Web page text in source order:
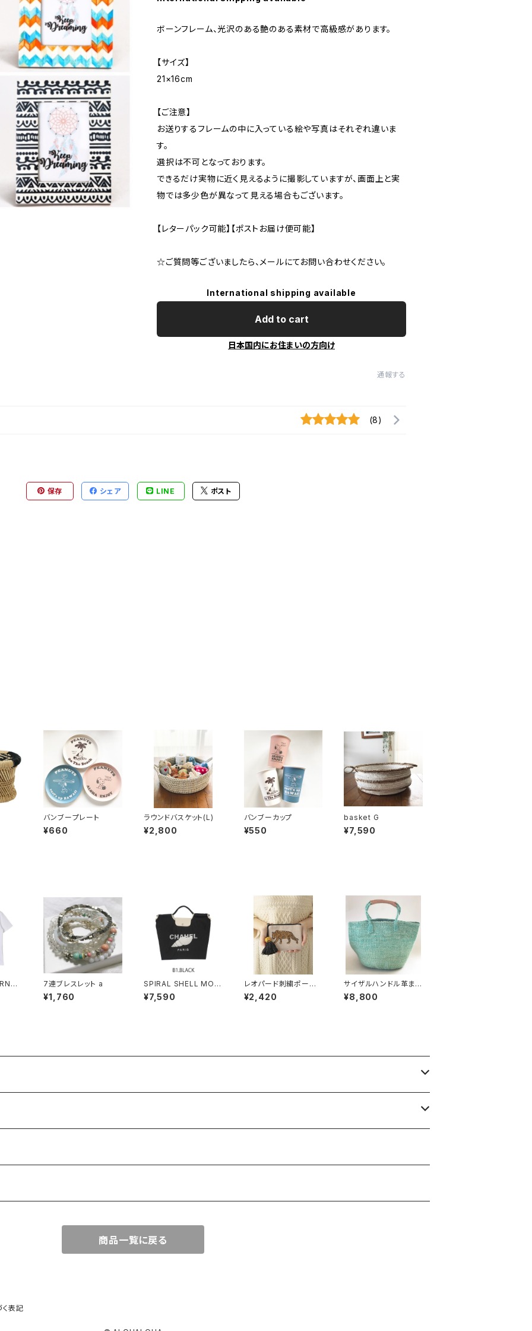
ボーンフレーム、光沢のある艶のある素材で高級感があります。
【サイズ】
21×16cm
【ご注意】
お送りするフレームの中に入っている絵や写真はそれぞれ違いま
す。
選択は不可となっております。
できるだけ実物に近く見えるように撮影していますが、画面上と実
物では多少色が異なって見える場合もございます。
【レターパック可能】【ポストお届け便可能】
☆ご質問等ございましたら、メールにてお問い合わせください。
International shipping available
Add to cart
日本国内にお住まいの方向け
通報する
(8)
保存 シェア LINE ポスト
バンブープレート
¥660
ラウンドバスケット(L)
¥2,800
バンブーカップ
¥550
basket G
¥7,590
7連ブレスレット a
¥1,760
SPIRAL SHELL MOTI
F FLAP BAG
¥7,590
レオパード刺繍ポーチ
(S) 東京かんかん
¥2,420
サイザルハンドル革まき
バッグ(ターコイズ)
¥8,800
商品一覧に戻る
表記